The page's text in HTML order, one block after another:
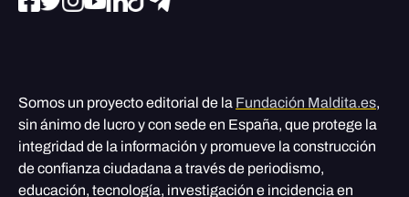
Somos un proyecto editorial de la Fundación Maldita.es,
sin ánimo de lucro y con sede en España, que protege la
integridad de la información y promueve la construcción
de confianza ciudadana a través de periodismo,
educación, tecnología, investigación e incidencia en